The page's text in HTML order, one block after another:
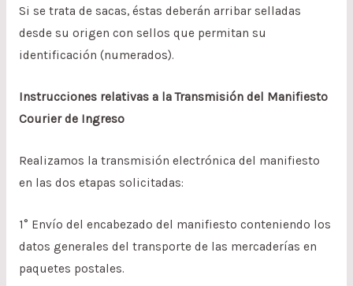
Si se trata de sacas, éstas deberán arribar selladas
desde su origen con sellos que permitan su
identificación (numerados).
Instrucciones relativas a la Transmisión del Manifiesto
Courier de Ingreso
Realizamos la transmisión electrónica del manifiesto
en las dos etapas solicitadas:
1° Envío del encabezado del manifiesto conteniendo los
datos generales del transporte de las mercaderías en
paquetes postales.